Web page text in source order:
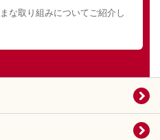
な取り組みについてご紹介し